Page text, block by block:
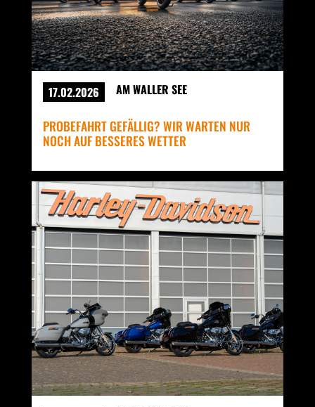
17.02.2026 AM WALLER SEE
PROBEFAHRT GEFÄLLIG? WIR WARTEN NUR
NOCH AUF BESSERES WETTER